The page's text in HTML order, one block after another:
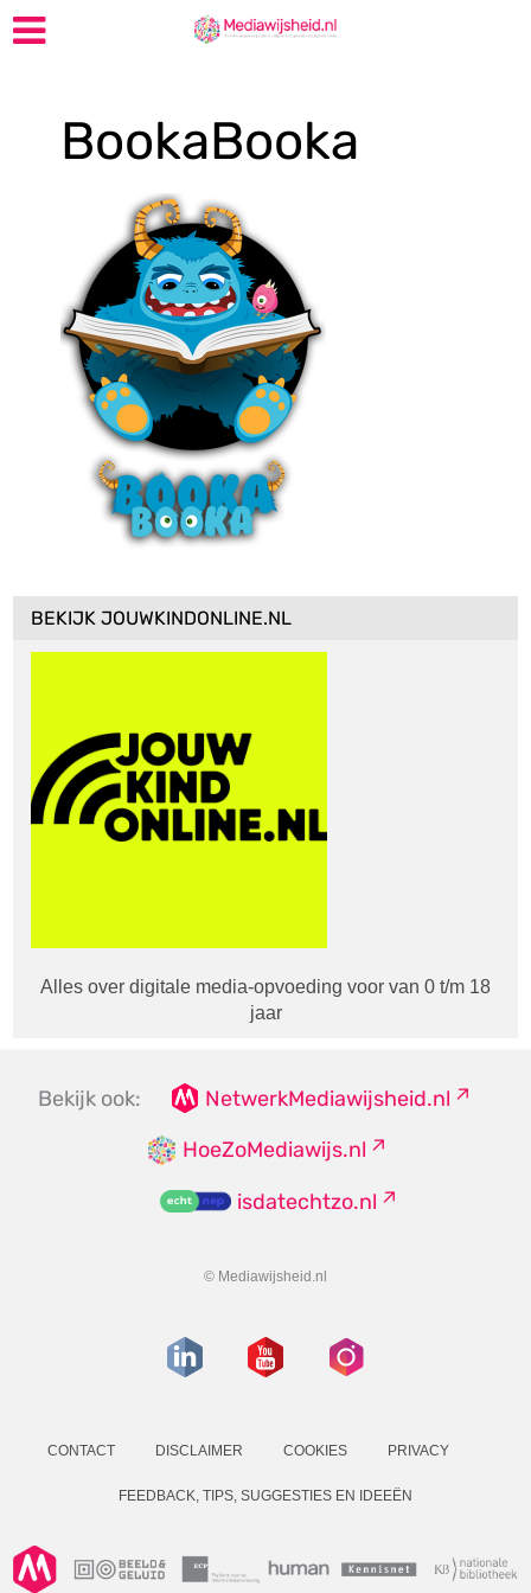
BookaBooka
BEKIJK JOUWKINDONLINE.NL
Alles over digitale media-opvoeding voor van 0 t/m 18
jaar
Bekijk ook:
NetwerkMediawijsheid.nl
HoeZoMediawijs.nl
isdatechtzo.nl
© Mediawijsheid.nl
CONTACT DISCLAIMER COOKIES PRIVACY
FEEDBACK, TIPS, SUGGESTIES EN IDEEËN